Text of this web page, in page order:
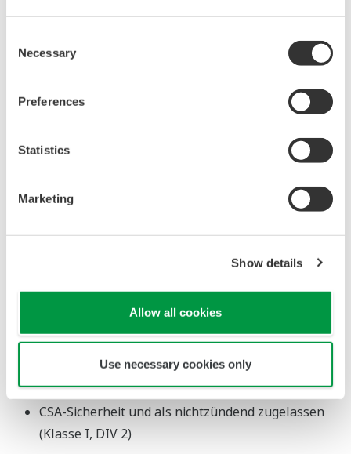
(CENTUM) von Yokogawa. Diese Eigenschaft ist ideal
Chemiewerken und anderen Anwendungen, die eine
YS1360
Kompatibilität